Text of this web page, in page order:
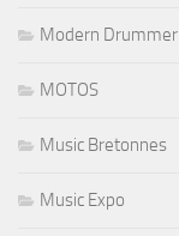
Modern Drummer
MOTOS
Music Bretonnes
Music Expo